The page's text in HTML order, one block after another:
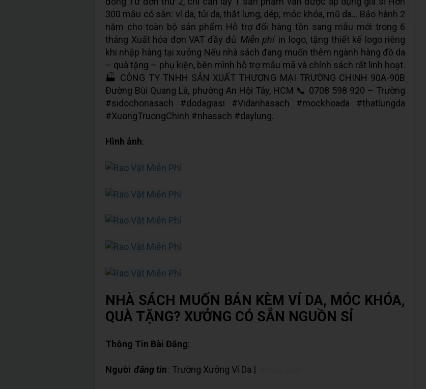
300 mẫu có sẵn: ví da, túi da, thắt lưng, dép, móc khóa, mũ da... Bảo hành 2
năm cho toàn bộ sản phẩm Hỗ trợ đổi hàng tồn sang mẫu mới trong 6
tháng Xuất hóa đơn VAT đầy đủ Miễn phí in logo, tặng thiết kế logo riêng
khi nhập hàng tại xưởng Nếu nhà sách đang muốn thêm ngành hàng đồ da
– quà tặng – phụ kiện, bên mình hỗ trợ mẫu mã và chính sách rất linh hoạt.
🏭 CÔNG TY TNHH SẢN XUẤT THƯƠNG MẠI TRƯỜNG CHINH 90A-90B
Đường Bùi Quang Là, phường An Hội Tây, HCM 📞 0708 598 920 – Trường
#sidochonasach #dodagiasi #Vidanhasach #mockhoada #thatlungda
#XuongTruongChinh #nhasach #daylung.
Hình ảnh:
NHÀ SÁCH MUỐN BÁN KÈM VÍ DA, MÓC KHÓA,
QUÀ TẶNG? XƯỞNG CÓ SẴN NGUỒN SỈ
Thông Tin Bài Đăng:
Người đăng tin: Trường Xưởng Ví Da |